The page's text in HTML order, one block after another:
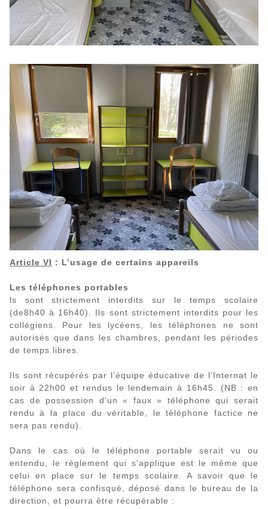
Article VI : L’usage de certains appareils
Les téléphones portables
ls sont strictement interdits sur le temps scolaire
(de8h40 à 16h40). Ils sont strictement interdits pour les
collégiens. Pour les lycéens, les téléphones ne sont
autorisés que dans les chambres, pendant les périodes
de temps libres.
Ils sont récupérés par l’équipe éducative de l’Internat le
soir à 22h00 et rendus le lendemain à 16h45. (NB : en
cas de possession d’un « faux » téléphone qui serait
rendu à la place du véritable, le téléphone factice ne
sera pas rendu).
Dans le cas où le téléphone portable serait vu ou
entendu, le règlement qui s’applique est le même que
celui en place sur le temps scolaire. A savoir que le
téléphone sera confisqué, déposé dans le bureau de la
direction, et pourra être récupérable :